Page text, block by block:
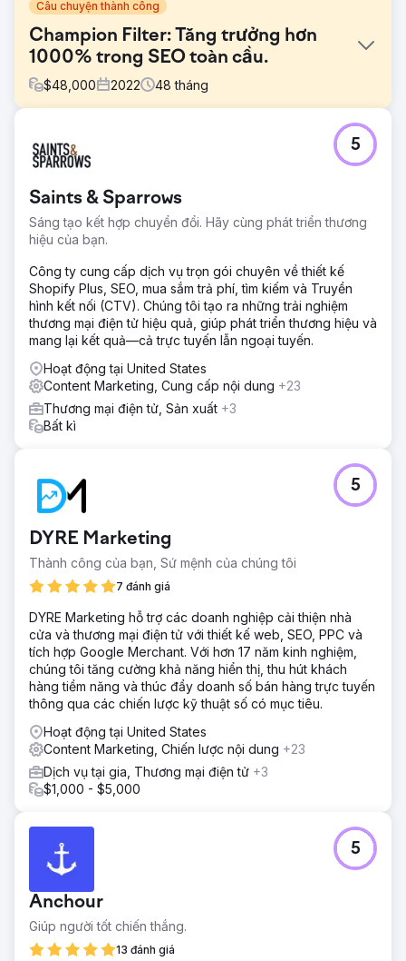
Câu chuyện thành công
Champion Filter: Tăng trưởng hơn
1000% trong SEO toàn cầu.
$48,000 2022 48 tháng
Mặc dù có trụ sở tại Thổ Nhĩ Kỳ, Şampiyon Filtre hướng
đến mục tiêu phát triển trên thị trường toàn cầu và tăng
tranh cao như Mỹ. Mục tiêu chính là tăng lưu lượng truy
cập tự nhiên từ các tìm kiếm tiếng Thổ Nhĩ Kỳ và tiếng Anh,
củng cố nhận diện thương hiệu và tạo ra nhiều khách hàng
tiềm năng B2B chất lượng từ các kênh kỹ thuật số. Đồng
thời, cơ sở hạ tầng kỹ thuật, cấu trúc nội dung và phương
pháp SEO quốc tế cần được tăng cường.
Giải pháp
Đối với Şampiyon Filtre, chúng tôi đã cùng nhau phát triển
SEO, tiếp thị nội dung và chiến lược kỹ thuật số toàn cầu.
Chúng tôi đã thiết kế lại nội dung tiếng Thổ Nhĩ Kỳ và tiếng
Anh, tập trung vào ý định người dùng, chiều sâu ngữ nghĩa
và EEAT (Lợi nhuận trước và sau khi áp dụng chính sách).
Chúng tôi đã tạo ra một lộ trình nội dung toàn diện với lịch
trình xuất bản trong 48 tháng; chúng tôi đã cùng nhau
đã tái cấu trúc SEO kỹ thuật, tối ưu hóa trên trang, kiến
trúc liên kết nội bộ, khả năng tương thích với thiết bị di
động, tốc độ và tối ưu hóa hình ảnh.
Kết quả
Trong bốn năm, lưu lượng truy cập tự nhiên đã tăng hơn
1000%. Thương hiệu này đã đạt thứ hạng cao cho hơn
100.000 từ khóa trên Google; đạt vị trí trang đầu tiên cho
Tại thị trường Mỹ, thương hiệu này cũng đạt được vị trí
trang đầu tiên cho gần 1.000 thuật ngữ và vị trí số một cho
gần 200 thuật ngữ. Sự tăng trưởng này đã trực tiếp hỗ trợ
khả năng hiển thị toàn cầu và tạo ra khách hàng tiềm năng
B2B cho Şampiyon Filtre. Sự hợp tác giữa Magna Dijital và
Şampiyon Filtre vẫn đang tiếp tục.
Chuyển đến trang agency
Saints & Sparrows
Sáng tạo kết hợp chuyển đổi. Hãy cùng phát triển thương
hiệu của bạn.
5
Công ty cung cấp dịch vụ trọn gói chuyên về thiết kế
Shopify Plus, SEO, mua sắm trả phí, tìm kiếm và Truyền
hình kết nối (CTV). Chúng tôi tạo ra những trải nghiệm
thương mại điện tử hiệu quả, giúp phát triển thương hiệu và
mang lại kết quả—cả trực tuyến lẫn ngoại tuyến.
Hoạt động tại United States
Content Marketing, Cung cấp nội dung +23
Thương mại điện tử, Sản xuất +3
Bất kì
DYRE Marketing
Thành công của bạn, Sứ mệnh của chúng tôi
7 đánh giá
5
DYRE Marketing hỗ trợ các doanh nghiệp cải thiện nhà
cửa và thương mại điện tử với thiết kế web, SEO, PPC và
tích hợp Google Merchant. Với hơn 17 năm kinh nghiệm,
chúng tôi tăng cường khả năng hiển thị, thu hút khách
hàng tiềm năng và thúc đẩy doanh số bán hàng trực tuyến
thông qua các chiến lược kỹ thuật số có mục tiêu.
Hoạt động tại United States
Content Marketing, Chiến lược nội dung +23
Dịch vụ tại gia, Thương mại điện tử +3
$1,000 - $5,000
Anchour
Giúp người tốt chiến thắng.
13 đánh giá
5